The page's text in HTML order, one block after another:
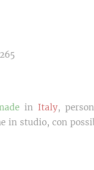
in Italy,
in studio, con